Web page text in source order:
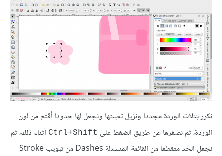
نكرر بتلات الوردة مجددا ونزيل تعبئتها ونجعل لها حدودا أقتم من لون
الوردة، ثم نصغرها عن طريق الضغط على Ctrl+Shift أثناء ذلك، ثم
نجعل الحد متقطعا من القائمة المنسدلة Dashes من تبويب Stroke